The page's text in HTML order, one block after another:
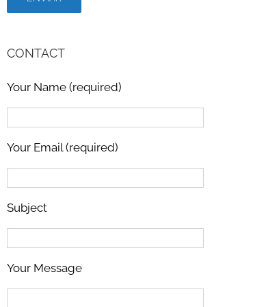
CONTACT
Your Name (required)
Your Email (required)
Subject
Your Message